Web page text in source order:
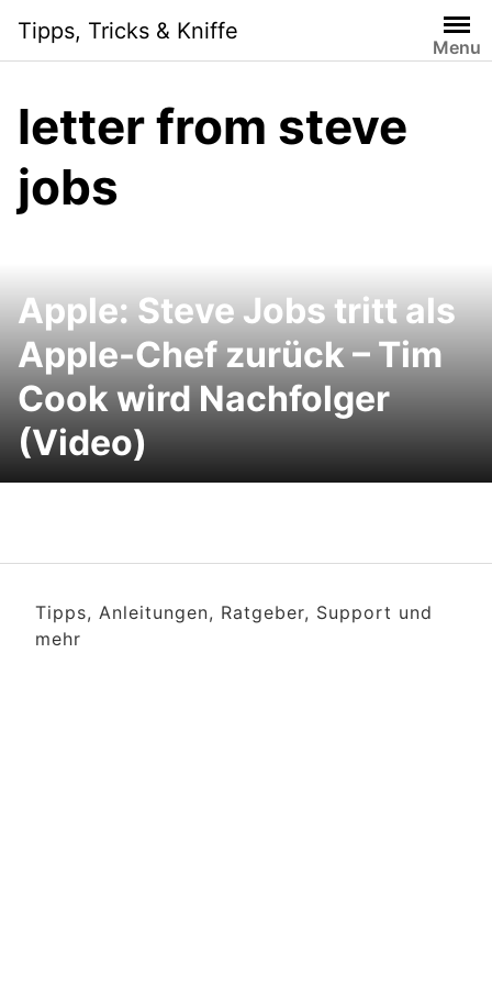
content
Tipps, Tricks & Kniffe
Menu
letter from steve
jobs
Apple: Steve Jobs tritt als
Apple-Chef zurück – Tim
Cook wird Nachfolger
(Video)
Tipps, Anleitungen, Ratgeber, Support und
mehr